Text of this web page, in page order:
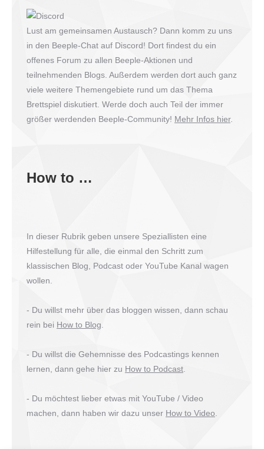
Lust am gemeinsamen Austausch? Dann komm zu uns
in den Beeple-Chat auf Discord! Dort findest du ein
offenes Forum zu allen Beeple-Aktionen und
teilnehmenden Blogs. Außerdem werden dort auch ganz
viele weitere Themengebiete rund um das Thema
Brettspiel diskutiert. Werde doch auch Teil der immer
größer werdenden Beeple-Community! Mehr Infos hier.
How to …
In dieser Rubrik geben unsere Speziallisten eine
Hilfestellung für alle, die einmal den Schritt zum
klassischen Blog, Podcast oder YouTube Kanal wagen
wollen.
- Du willst mehr über das bloggen wissen, dann schau
rein bei How to Blog
- Du willst die Gehemnisse des Podcastings kennen
lernen, dann gehe hier zu How to Podcast
- Du möchtest lieber etwas mit YouTube / Video
machen, dann haben wir dazu unser How to Video